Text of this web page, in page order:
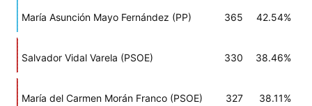
María Asunción Mayo Fernández (PP) 365 42.54%
Salvador Vidal Varela (PSOE) 330 38.46%
María del Carmen Morán Franco (PSOE) 327 38.11%